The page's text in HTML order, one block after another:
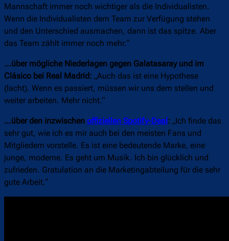
Mannschaft immer noch wichtiger als die Individualisten.
Wenn die Individualisten dem Team zur Verfügung stehen
und den Unterschied ausmachen, dann ist das spitze. Aber
das Team zählt immer noch mehr.“
…über mögliche Niederlagen gegen Galatasaray und im
Clásico bei Real Madrid: „Auch das ist eine Hypothese
(lacht). Wenn es passiert, müssen wir uns dem stellen und
weiter arbeiten. Mehr nicht.“
…über den inzwischen offiziellen Spotify-Deal : „Ich finde das
sehr gut, wie ich es mir auch bei den meisten Fans und
Mitgliedern vorstelle. Es ist eine bedeutende Marke, eine
junge, moderne. Es geht um Musik. Ich bin glücklich und
zufrieden. Gratulation an die Marketingabteilung für die sehr
gute Arbeit.“